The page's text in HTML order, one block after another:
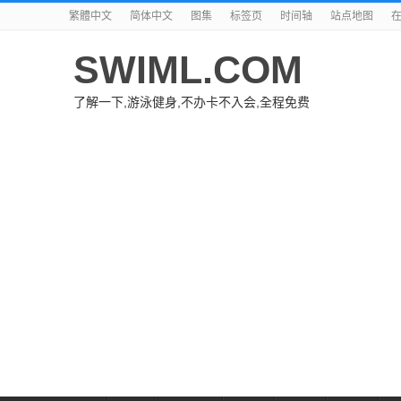
繁體中文 简体中文 图集 标签页 时间轴 站点地图
SWIML.COM
了解一下,游泳健身,不办卡不入会,全程免费